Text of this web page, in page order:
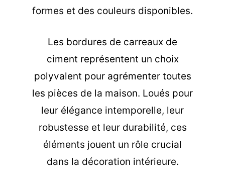
formes et des couleurs disponibles.
Les bordures de carreaux de
ciment représentent un choix
polyvalent pour agrémenter toutes
les pièces de la maison. Loués pour
leur élégance intemporelle, leur
robustesse et leur durabilité, ces
éléments jouent un rôle crucial
dans la décoration intérieure.